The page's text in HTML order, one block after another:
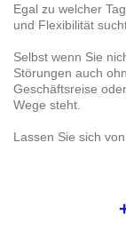
Egal zu welcher
und Flexibilität
Selbst wenn Sie
Störungen auch
Geschäftsreise
Wege steht.
Lassen Sie sich